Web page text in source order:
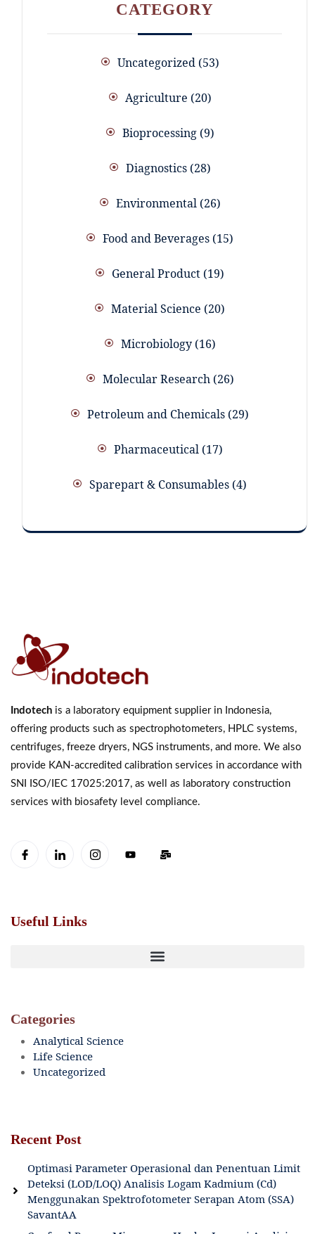
CATEGORY
Uncategorized 53
Agriculture 20
Bioprocessing 9
Diagnostics 28
Environmental 26
Food and Beverages 15
General Product 19
Material Science 20
Microbiology 16
Molecular Research 26
Petroleum and Chemicals 29
Pharmaceutical 17
Sparepart & Consumables 4
Indotech is a laboratory equipment supplier in Indonesia,
offering products such as spectrophotometers, HPLC systems,
centrifuges, freeze dryers, NGS instruments, and more. We also
provide KAN-accredited calibration services in accordance with
SNI ISO/IEC 17025:2017, as well as laboratory construction
services with biosafety level compliance.
Useful Links
Categories
Analytical Science
Life Science
Uncategorized
Recent Post
Optimasi Parameter Operasional dan Penentuan Limit
Deteksi (LOD/LOQ) Analisis Logam Kadmium (Cd)
Menggunakan Spektrofotometer Serapan Atom (SSA)
SavantAA